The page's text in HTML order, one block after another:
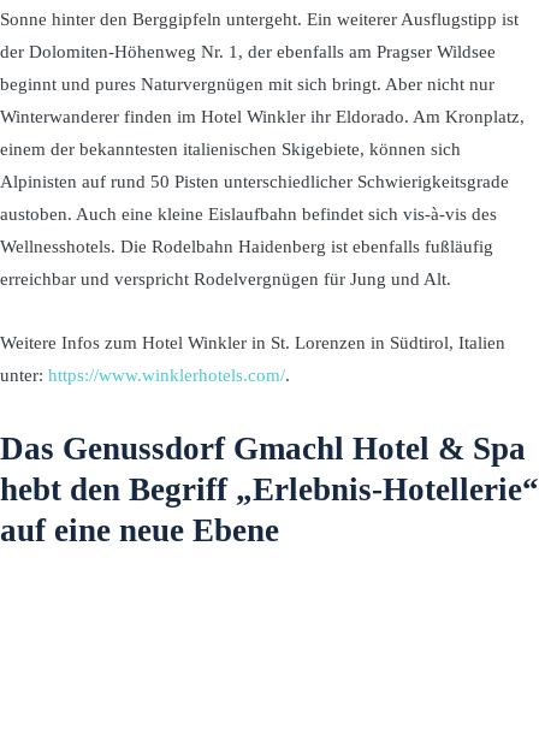
Sonne hinter den Berggipfeln untergeht. Ein weiterer Ausflugstipp ist
der Dolomiten-Höhenweg Nr. 1, der ebenfalls am Pragser Wildsee
beginnt und pures Naturvergnügen mit sich bringt. Aber nicht nur
Winterwanderer finden im Hotel Winkler ihr Eldorado. Am Kronplatz,
einem der bekanntesten italienischen Skigebiete, können sich
Alpinisten auf rund 50 Pisten unterschiedlicher Schwierigkeitsgrade
austoben. Auch eine kleine Eislaufbahn befindet sich vis-à-vis des
Wellnesshotels. Die Rodelbahn Haidenberg ist ebenfalls fußläufig
erreichbar und verspricht Rodelvergnügen für Jung und Alt.
Weitere Infos zum Hotel Winkler in St. Lorenzen in Südtirol, Italien
unter: https://www.winklerhotels.com/.
Das Genussdorf Gmachl Hotel & Spa
hebt den Begriff „Erlebnis-Hotellerie“
auf eine neue Ebene